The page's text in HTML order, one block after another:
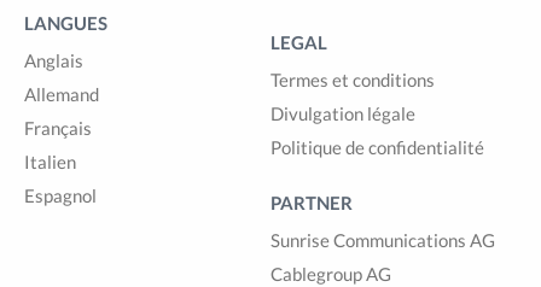
LANGUES
Anglais
Allemand
Français
Italien
Espagnol
LEGAL
Termes et conditions
Divulgation légale
Politique de confidentialité
PARTNER
Sunrise Communications AG
Cablegroup AG